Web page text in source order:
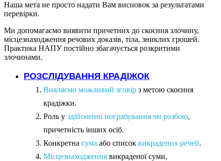
Наша мета не просто надати Вам висновок за результатами
перевірки.
Ми допомагаємо виявити причетних до скоєння злочину,
місцезнаходження речових доказів, тіла, зниклих грошей.
Практика НАПУ постійно збагачується розкритими
злочинами.
РОЗСЛІДУВАННЯ КРАДІЖОК
Вияляємо можливий зговір з метою скоєння
крадіжки.
Роль у здійсненні пограбування чи розбою,
причетність інших осіб.
Конкретна сума або список викрадених речей.
Місцезнаходження викраденої суми,